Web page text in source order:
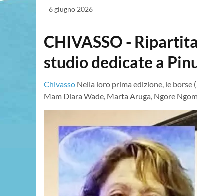
6 giugno 2026
CHIVASSO -
studio dedicate a
Chivasso Nella loro prima edizione, le borse
Mam Diara Wade, Marta Aruga, Ngore